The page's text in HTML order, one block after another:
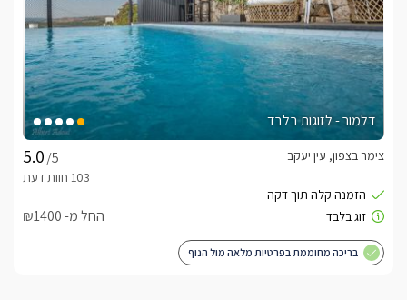
דלמור - לזוגות בלבד
/5
צימר בצפון, עין יעקב
החל מ- ₪1400
בריכה מחוממת בפרטיות מלאה מול הנוף